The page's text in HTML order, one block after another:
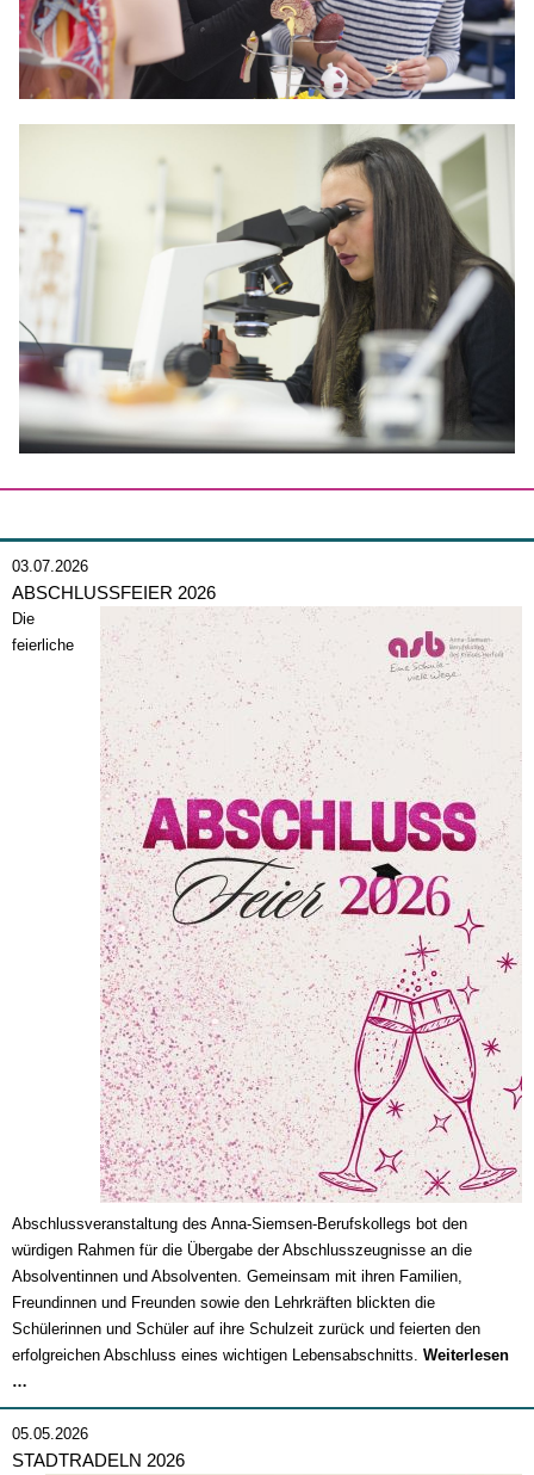
03.07.2026
ABSCHLUSSFEIER 2026
Die
feierliche
Abschlussveranstaltung des Anna-Siemsen-Berufskollegs bot den
würdigen Rahmen für die Übergabe der Abschlusszeugnisse an die
Absolventinnen und Absolventen. Gemeinsam mit ihren Familien,
Freundinnen und Freunden sowie den Lehrkräften blickten die
Schülerinnen und Schüler auf ihre Schulzeit zurück und feierten den
erfolgreichen Abschluss eines wichtigen Lebensabschnitts. Weiterlesen
…
2026
05.05.2026
STADTRADELN 2026